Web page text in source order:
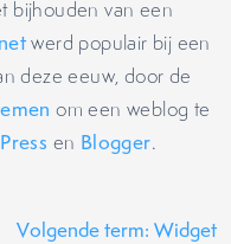
bijhouden van een
werd populair bij een
deze eeuw, door de
om een weblog te
en Blogger.
Volgende term: Widget